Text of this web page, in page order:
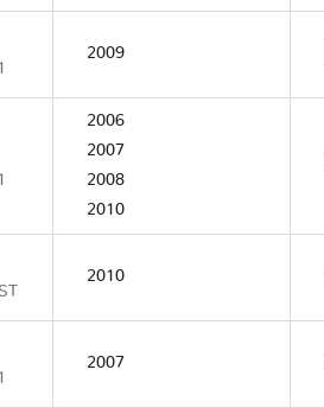
2009
2006
2007
2008
2010
2010
2007